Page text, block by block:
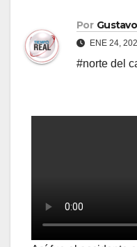
Por
ENE 24,
#norte del